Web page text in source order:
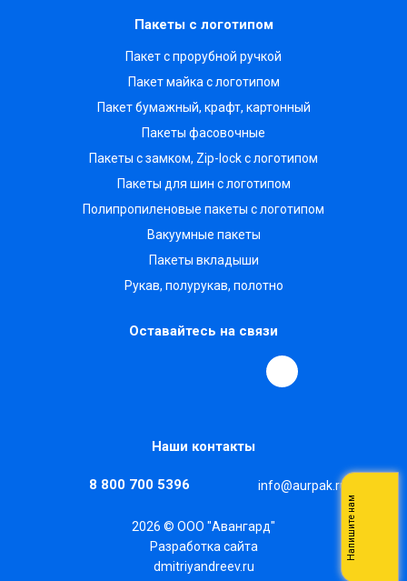
Пакеты с логотипом
Пакет с прорубной ручкой
Пакет майка с логотипом
Пакет бумажный, крафт, картонный
Пакеты фасовочные
Пакеты с замком, Zip-lock с логотипом
Пакеты для шин с логотипом
Полипропиленовые пакеты с логотипом
Вакуумные пакеты
Пакеты вкладыши
Рукав, полурукав, полотно
Оставайтесь на связи
Наши контакты
8 800 700 5396 info@aurpak.ru
2026 © ООО "Авангард"
Разработка сайта
dmitriyandreev.ru
Напишите нам